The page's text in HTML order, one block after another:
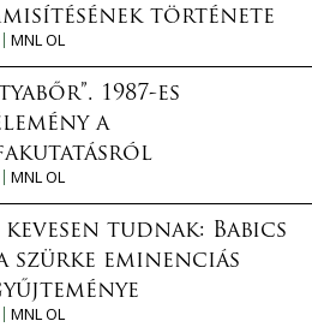
története
MNL OL
1987-es
a
MNL OL
tudnak: Babics
szürke eminenciás
MNL OL